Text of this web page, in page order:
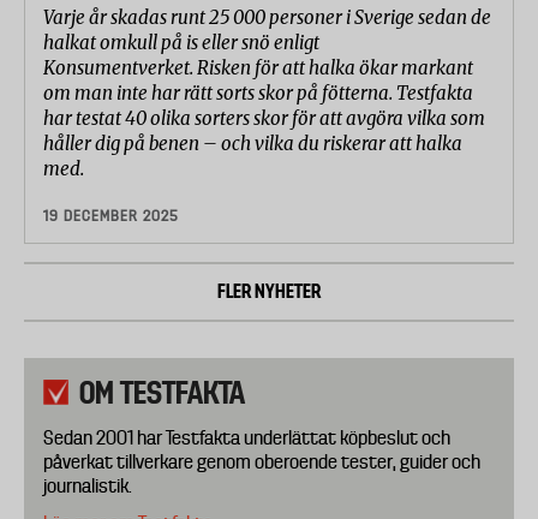
Varje år skadas runt 25 000 personer i Sverige sedan de
halkat omkull på is eller snö enligt
Konsumentverket. Risken för att halka ökar markant
om man inte har rätt sorts skor på fötterna. Testfakta
har testat 40 olika sorters skor för att avgöra vilka som
håller dig på benen – och vilka du riskerar att halka
med.
19 DECEMBER 2025
FLER NYHETER
OM TESTFAKTA
Sedan 2001 har Testfakta underlättat köpbeslut och
påverkat tillverkare genom oberoende tester, guider och
journalistik.